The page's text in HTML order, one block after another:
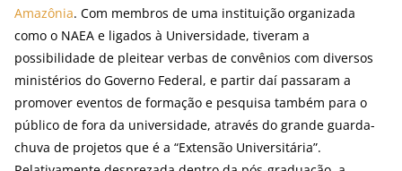
Amazônia. Com membros de uma instituição organizada
como o NAEA e ligados à Universidade, tiveram a
possibilidade de pleitear verbas de convênios com diversos
ministérios do Governo Federal, e partir daí passaram a
promover eventos de formação e pesquisa também para o
público de fora da universidade, através do grande guarda-
chuva de projetos que é a “Extensão Universitária”.